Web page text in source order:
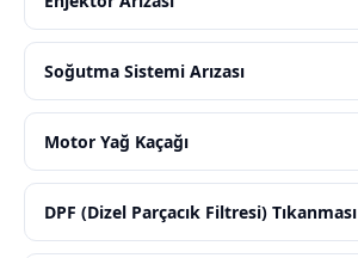
Soğutma Sistemi Arızası
Motor Yağ Kaçağı
DPF (Dizel Parçacık Filtresi) Tıkanması